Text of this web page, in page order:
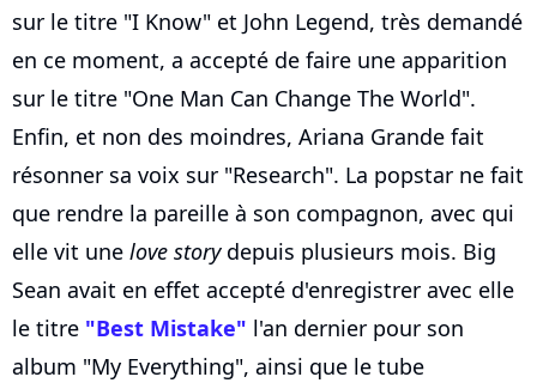
sur le titre "I Know" et John Legend, très demandé
en ce moment, a accepté de faire une apparition
sur le titre "One Man Can Change The World".
Enfin, et non des moindres, Ariana Grande fait
résonner sa voix sur "Research". La popstar ne fait
que rendre la pareille à son compagnon, avec qui
elle vit une love storydepuis plusieurs mois. Big
Sean avait en effet accepté d'enregistrer avec elle
le titre "Best Mistake" l'an dernier pour son
album "My Everything", ainsi que le tube